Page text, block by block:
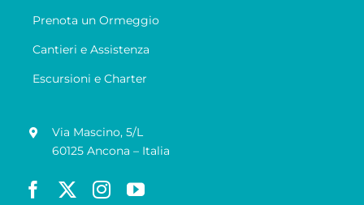
Prenota un Ormeggio
Cantieri e Assistenza
Escursioni e Charter
Via Mascino, 5/L
60125 Ancona – Italia